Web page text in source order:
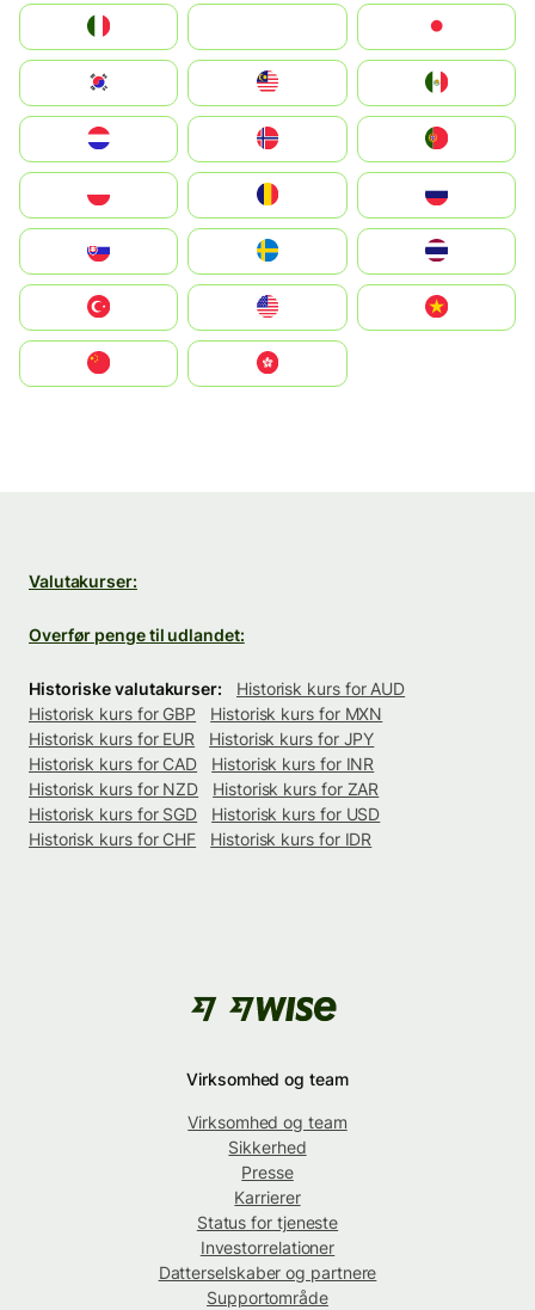
South Korea
United States
中國香港特別行政區
Valutakurser:
Overfør penge til udlandet:
Historiske valutakurser:
Historisk kurs for AUD
Historisk kurs for GBP
Historisk kurs for MXN
Historisk kurs for EUR
Historisk kurs for JPY
Historisk kurs for CAD
Historisk kurs for INR
Historisk kurs for NZD
Historisk kurs for ZAR
Historisk kurs for SGD
Historisk kurs for USD
Historisk kurs for CHF
Historisk kurs for IDR
Virksomhed og team
Virksomhed og team
Sikkerhed
Presse
Karrierer
Status for tjeneste
Investorrelationer
Datterselskaber og partnere
Supportområde